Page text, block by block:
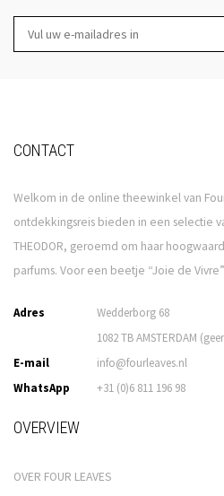
CONTACT
Welkom in de online theewinkel van
ontdekkingsreis bieden in een selectie
THEODOR, geroemd om haar
parfums. Voor een beetje “Joie de
Adres
Wedderborg 68
1082 TB AMSTERDAM
E-mail
info@fourleaves.nl
WhatsApp
+31 (0)6 811 196 98
OVERVIEW
OVER FOUR LEAVES